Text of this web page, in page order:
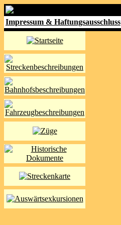
Impressum & Haftungsausschluss